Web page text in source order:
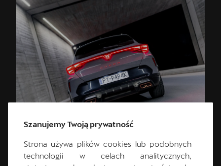
Szanujemy Twoją prywatność
Strona używa plików cookies lub podobnych
technologii w celach analitycznych,